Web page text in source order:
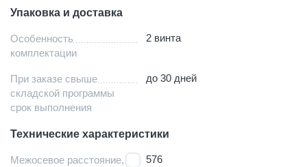
Упаковка и доставка
Особенность
комплектации
2 винта
При заказе свыше
складской программы
срок выполнения
до 30 дней
Технические характеристики
Межосевое расстояние,
576